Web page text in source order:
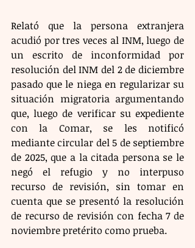
Relató que la persona extranjera
acudió por tres veces al INM, luego de
un escrito de inconformidad por
resolución del INM del 2 de diciembre
pasado que le niega en regularizar su
situación migratoria argumentando
que, luego de verificar su expediente
con la Comar, se les notificó
mediante circular del 5 de septiembre
de 2025, que a la citada persona se le
negó el refugio y no interpuso
recurso de revisión, sin tomar en
cuenta que se presentó la resolución
de recurso de revisión con fecha 7 de
noviembre pretérito como prueba.